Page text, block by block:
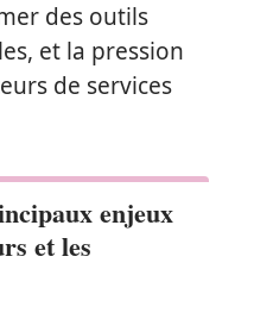
des outils
et la pression
de services
enjeux
et les